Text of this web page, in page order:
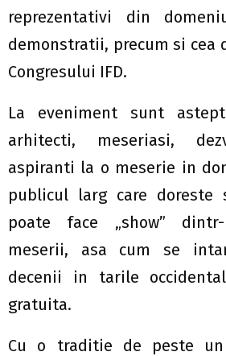
reprezentativi din
demonstratii, precum si cea
Congresului IFD.
La eveniment sunt
arhitecti, meseriasi,
aspiranti la o meserie in
publicul larg care doreste
poate face „show”
meserii, asa cum se
decenii in tarile
gratuita.
Cu o traditie de peste